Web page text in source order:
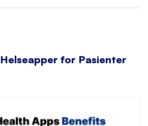
for Pasienter